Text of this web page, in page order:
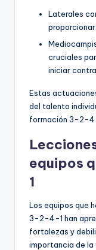
Laterales
cruciales
iniciar
Estas
del talento
formación 3-2-
equipos
1
Los equipos que
3-2-4-1 han
fortalezas y
importancia de la